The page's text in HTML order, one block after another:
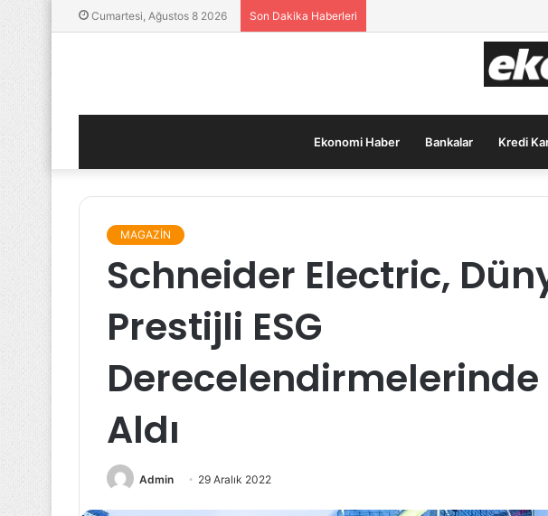
Cumartesi, Ağustos 8 2026 Son Dakika Haberleri
Ekonomi Haber Bankalar Kredi
MAGAZİN
Schneider Electric,
Prestijli ESG
Derecelendirmelerinde
Aldı
Admin 29 Aralık 2022